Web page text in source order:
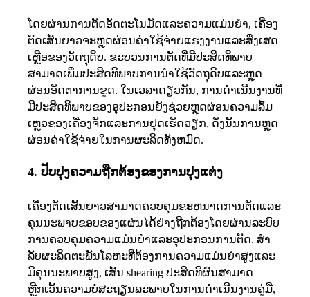
ໂດຍຜ່ານການຕັດອັດຕະໂນມັດແລະຄວາມແມ່ນຍໍາ, ເຄື່ອງ
ຕັດເສັ້ນຍາວຈະຫຼຸດຜ່ອນຄ່າໃຊ້ຈ່າຍແຮງງານແລະສິ່ງເສດ
ເຫຼືອຂອງວັດຖຸດິບ. ຂະບວນການຕັດທີ່ມີປະສິດທິພາບ
ສາມາດເພີ່ມປະສິດທິພາບການນໍາໃຊ້ວັດຖຸດິບແລະຫຼຸດ
ຜ່ອນອັດຕາການຂູດ. ໃນເວລາດຽວກັນ, ການດໍາເນີນງານທີ່
ມີປະສິດທິພາບຂອງອຸປະກອນຍັງຊ່ວຍຫຼຸດຜ່ອນຄວາມລົ້ມ
ເຫຼວຂອງເຄື່ອງຈັກແລະການຢຸດເຮັດວຽກ, ດັ່ງນັ້ນການຫຼຸດ
ຜ່ອນຄ່າໃຊ້ຈ່າຍໃນການຜະລິດທັງຫມົດ.
4. ປັບປຸງຄວາມຖືກຕ້ອງຂອງການປຸງແຕ່ງ
ເຄື່ອງຕັດເສັ້ນຍາວສາມາດຄວບຄຸມຂະຫນາດການຕັດແລະ
ຄຸນນະພາບຂອບຂອງແຜ່ນໄດ້ຢ່າງຖືກຕ້ອງໂດຍຜ່ານລະບົບ
ການຄວບຄຸມຄວາມແມ່ນຍໍາແລະອຸປະກອນການຕັດ. ສໍາ
ລັບຜະລິດຕະພັນໂລຫະທີ່ຕ້ອງການຄວາມແມ່ນຍໍາສູງແລະ
ມີຄຸນນະພາບສູງ, ເສັ້ນ shearing ປະສິດທິຜົນສາມາດ
ຫຼີກເວັ້ນຄວາມບໍ່ສະຖຽນລະພາບໃນການດໍາເນີນງານຄູ່ມື,